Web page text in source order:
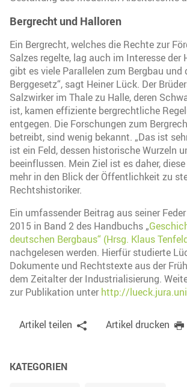
Bergrecht und Halloren
Ein Bergrecht, welches die Rechte zur
Salzes regelte, lag auch im Interesse der
gibt es viele Parallelen zum Bergbau und
Berggesetz“, sagt Heiner Lück. Der
Salzwirker im Thale zu Halle, deren
ist, kamen effiziente bergrechtliche
entgegen. Die Forschungen zum
betreibt, sind wenig bekannt. „Das ist
ist ein Feld, dessen historische Wurzeln
beeinflussen. Mein Ziel ist es daher,
mehr in den Blick der Öffentlichkeit zu
Rechtshistoriker.
Ein umfassender Beitrag aus seiner
2015 in Band 2 des Handbuchs „
deutschen Bergbaus“ (Hrsg. Klaus
nachgelesen werden. Hierfür studierte
Dokumente und Rechtstexte aus der
dem Zeitalter der Industrialisierung.
zur Publikation unterhttp://
Artikel teilen Artikel drucken
KATEGORIEN